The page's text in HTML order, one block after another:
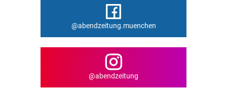
@abendzeitung.muenchen
@abendzeitung